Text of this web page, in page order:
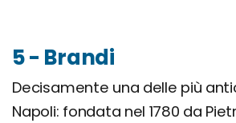
5 - Brandi
Decisamente una delle più
Napoli: fondata nel 1780 da